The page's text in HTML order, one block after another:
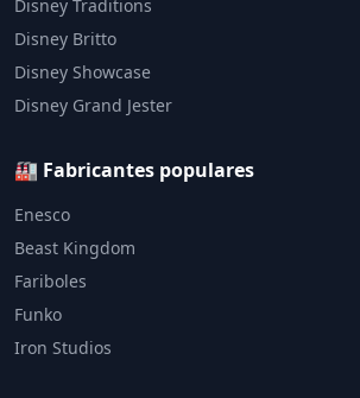
Disney Traditions
Disney Britto
Disney Showcase
Disney Grand Jester
🏭 Fabricantes populares
Enesco
Beast Kingdom
Fariboles
Funko
Iron Studios